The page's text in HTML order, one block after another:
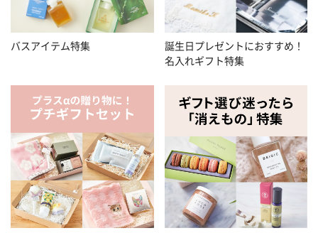
バスアイテム特集
誕生日プレゼントにおすすめ！
名入れギフト特集